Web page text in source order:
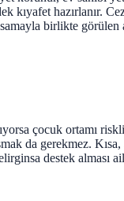
kıyafet hazırlanır.
birlikte görülen
çocuk ortamı riskli
da gerekmez.
destek alması